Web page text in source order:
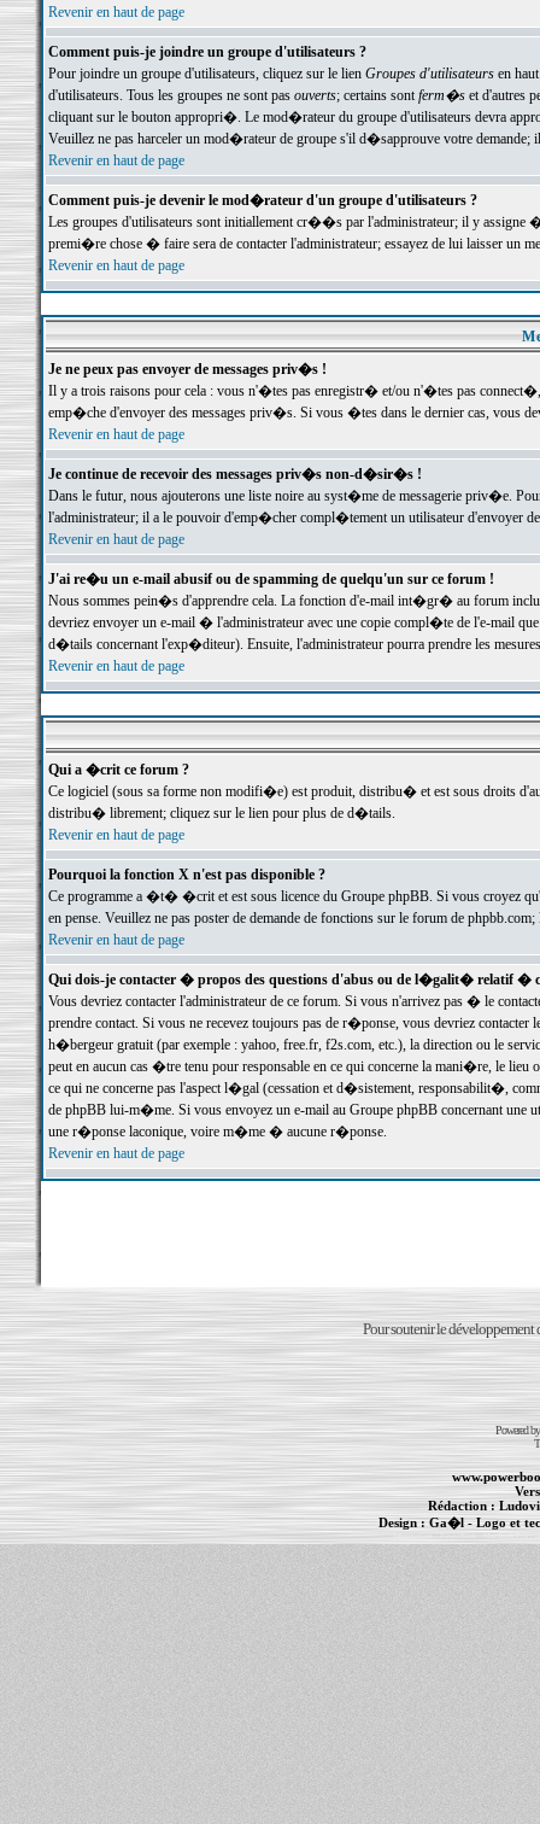
Revenir en haut de page
Comment puis-je joindre un groupe d'utilisateurs ?
Pour joindre un groupe d'utilisateurs, cliquez sur le lien Groupes d'utilisateursen haut
d'utilisateurs. Tous les groupes ne sont pas ouverts; certains sontferm�set d'autres
cliquant sur le bouton appropri�. Le mod�rateur du groupe d'utilisateurs devra
Veuillez ne pas harceler un mod�rateur de groupe s'il d�sapprouve votre demande;
Revenir en haut de page
Comment puis-je devenir le mod�rateur d'un groupe d'utilisateurs ?
Les groupes d'utilisateurs sont initiallement cr��s par l'administrateur; il y
premi�re chose � faire sera de contacter l'administrateur; essayez de lui laisser un
Revenir en haut de page
Je ne peux pas envoyer de messages priv�s !
Il y a trois raisons pour cela : vous n'�tes pas enregistr� et/ou n'�tes pas
emp�che d'envoyer des messages priv�s. Si vous �tes dans le dernier cas, vous
Revenir en haut de page
Je continue de recevoir des messages priv�s non-d�sir�s !
Dans le futur, nous ajouterons une liste noire au syst�me de messagerie priv�e.
l'administrateur; il a le pouvoir d'emp�cher compl�tement un utilisateur d'envoyer
Revenir en haut de page
J'ai re�u un e-mail abusif ou de spamming de quelqu'un sur ce forum !
Nous sommes pein�s d'apprendre cela. La fonction d'e-mail int�gr� au forum inclut
devriez envoyer un e-mail � l'administrateur avec une copie compl�te de l'e-mail
d�tails concernant l'exp�diteur). Ensuite, l'administrateur pourra prendre les
Revenir en haut de page
Qui a �crit ce forum ?
Ce logiciel (sous sa forme non modifi�e) est produit, distribu� et est sous droits
distribu� librement; cliquez sur le lien pour plus de d�tails.
Revenir en haut de page
Pourquoi la fonction X n'est pas disponible ?
Ce programme a �t� �crit et est sous licence du Groupe phpBB. Si vous croyez
en pense. Veuillez ne pas poster de demande de fonctions sur le forum de
Revenir en haut de page
Qui dois-je contacter � propos des questions d'abus ou de l�galit� relatif �
Vous devriez contacter l'administrateur de ce forum. Si vous n'arrivez pas � le
prendre contact. Si vous ne recevez toujours pas de r�ponse, vous devriez
h�bergeur gratuit (par exemple : yahoo, free.fr, f2s.com, etc.), la direction ou le
peut en aucun cas �tre tenu pour responsable en ce qui concerne la mani�re, le
ce qui ne concerne pas l'aspect l�gal (cessation et d�sistement, responsabilit�,
de phpBB lui-m�me. Si vous envoyez un e-mail au Groupe phpBB concernant une
une r�ponse laconique, voire m�me � aucune r�ponse.
Revenir en haut de page
Pour soutenir le développement
Powered
Rédaction :
Design :Ga�l- Logo et
Informations :